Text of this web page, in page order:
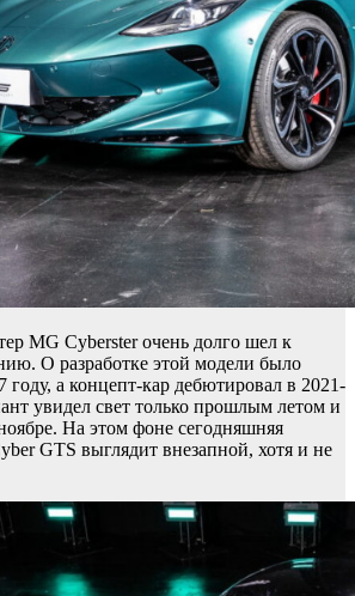
MG Cyberster очень долго шел к
О разработке этой модели было
году, а концепт-кар дебютировал в 2021-
увидел свет только прошлым летом и
На этом фоне сегодняшняя
GTS выглядит внезапной, хотя и не